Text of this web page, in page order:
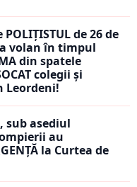
POLIȚISTUL de 26 de
volan în timpul
din spatele
colegii și
Leordeni!
sub asediul
au
la Curtea de